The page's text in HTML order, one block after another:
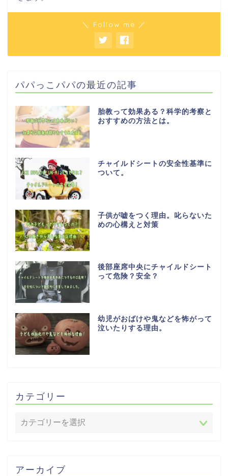
＼ Follow me ／
パパっこパパの最近の記事
胎教って効果ある？科学的考察と
おすすめの方法とは。
チャイルドシートの安全性基準に
ついて。
子供が嘘をつく理由。叱らないた
めの心構えと対策
後部座席中央にチャイルドシート
って危険？安全？
幼児がおばけや鬼などを怖がって
泣いたりする理由。
カテゴリー
アーカイブ